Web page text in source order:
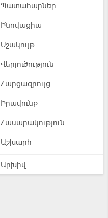
Պատահարներ
Ինովացիա
Մշակույթ
Վերլուծություն
Հարցազրույց
Իրավունք
Հասարակություն
Աշխարհ
Արխիվ